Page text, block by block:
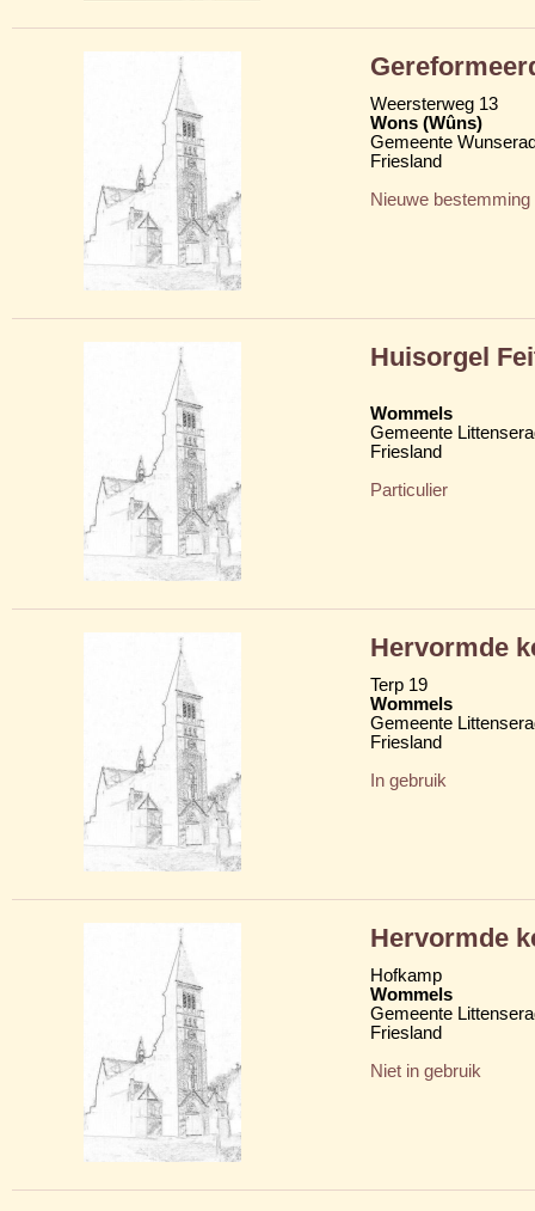
Weersterweg 13
Wons (Wûns)
Gemeente
Friesland
Nieuwe bestemming
Huisorgel
Wommels
Gemeente
Friesland
Particulier
Hervormde
Terp 19
Wommels
Gemeente
Friesland
In gebruik
Hervormde
Hofkamp
Wommels
Gemeente
Friesland
Niet in gebruik